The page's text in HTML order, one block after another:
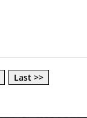
Last >>